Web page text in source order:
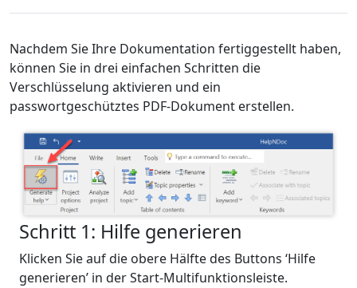
Nachdem Sie Ihre Dokumentation fertiggestellt haben,
können Sie in drei einfachen Schritten die
Verschlüsselung aktivieren und ein
passwortgeschütztes PDF-Dokument erstellen.
Schritt 1: Hilfe generieren
Klicken Sie auf die obere Hälfte des Buttons ‘Hilfe
generieren’ in der Start-Multifunktionsleiste.